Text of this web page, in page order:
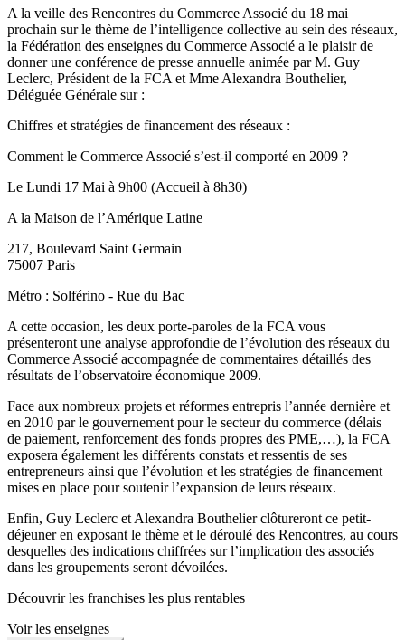
A la veille des Rencontres du Commerce Associé du 18 mai
prochain sur le thème de l’intelligence collective au sein des réseaux,
la Fédération des enseignes du Commerce Associé a le plaisir de
donner une conférence de presse annuelle animée par M. Guy
Leclerc, Président de la FCA et Mme Alexandra Bouthelier,
Déléguée Générale sur :
Chiffres et stratégies de financement des réseaux :
Comment le Commerce Associé s’est-il comporté en 2009 ?
Le Lundi 17 Mai à 9h00 (Accueil à 8h30)
A la Maison de l’Amérique Latine
217, Boulevard Saint Germain
75007 Paris
Métro : Solférino - Rue du Bac
A cette occasion, les deux porte-paroles de la FCA vous
présenteront une analyse approfondie de l’évolution des réseaux du
Commerce Associé accompagnée de commentaires détaillés des
résultats de l’observatoire économique 2009.
Face aux nombreux projets et réformes entrepris l’année dernière et
en 2010 par le gouvernement pour le secteur du commerce (délais
de paiement, renforcement des fonds propres des PME,…), la FCA
exposera également les différents constats et ressentis de ses
entrepreneurs ainsi que l’évolution et les stratégies de financement
mises en place pour soutenir l’expansion de leurs réseaux.
Enfin, Guy Leclerc et Alexandra Bouthelier clôtureront ce petit-
déjeuner en exposant le thème et le déroulé des Rencontres, au cours
desquelles des indications chiffrées sur l’implication des associés
dans les groupements seront dévoilées.
Découvrir les franchises les plus rentables
Voir les enseignes